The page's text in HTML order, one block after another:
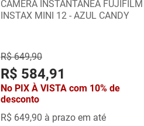
CAMERA INSTANTANEA FUJIFILM
INSTAX MINI 12 - AZUL CANDY
R$ 649,90
R$ 584,91
No PIX À VISTA com 10% de
desconto
R$ 649,90 à prazo em até